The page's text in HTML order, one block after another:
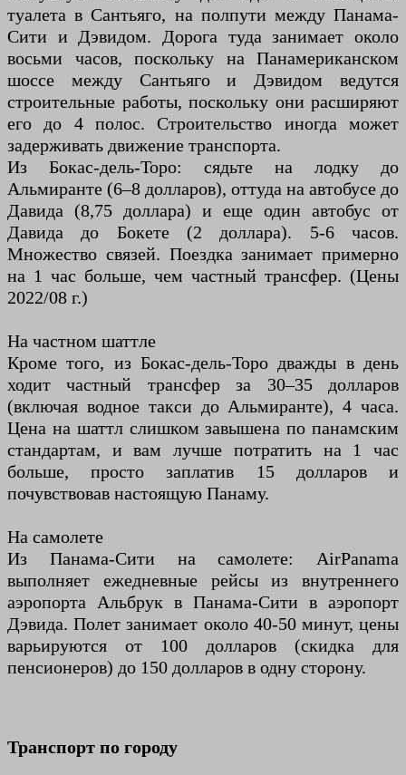
туалета в Сантьяго, на полпути между Панама-
Сити и Дэвидом. Дорога туда занимает около
восьми часов, поскольку на Панамериканском
шоссе между Сантьяго и Дэвидом ведутся
строительные работы, поскольку они расширяют
его до 4 полос. Строительство иногда может
задерживать движение транспорта.
Из Бокас-дель-Торо: сядьте на лодку до
Альмиранте (6–8 долларов), оттуда на автобусе до
Давида (8,75 доллара) и еще один автобус от
Давида до Бокете (2 доллара). 5-6 часов.
Множество связей. Поездка занимает примерно
на 1 час больше, чем частный трансфер. (Цены
2022/08 г.)
На частном шаттле
Кроме того, из Бокас-дель-Торо дважды в день
ходит частный трансфер за 30–35 долларов
(включая водное такси до Альмиранте), 4 часа.
Цена на шаттл слишком завышена по панамским
стандартам, и вам лучше потратить на 1 час
больше, просто заплатив 15 долларов и
почувствовав настоящую Панаму.
На самолете
Из Панама-Сити на самолете: AirPanama
выполняет ежедневные рейсы из внутреннего
аэропорта Альбрук в Панама-Сити в аэропорт
Дэвида. Полет занимает около 40-50 минут, цены
варьируются от 100 долларов (скидка для
пенсионеров) до 150 долларов в одну сторону.
Транспорт по городу